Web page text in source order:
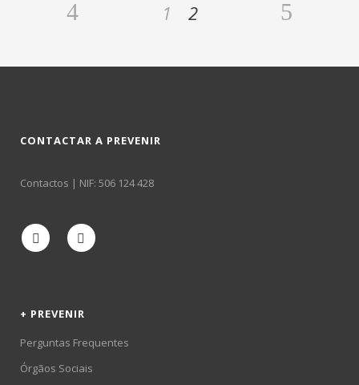
1 2
CONTACTAR A PREVENIR
Contactos | NIF: 506 124 428
+ PREVENIR
Perguntas Frequentes
Órgãos Sociais